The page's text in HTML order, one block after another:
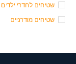
שטיחים לחדרי ילדים
שטיחים מודרניים